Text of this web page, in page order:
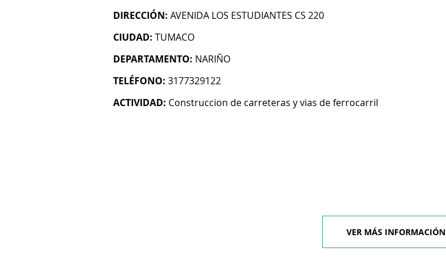
DIRECCIÓN: AVENIDA LOS ESTUDIANTES CS 220
CIUDAD: TUMACO
DEPARTAMENTO: NARIÑO
TELÉFONO: 3177329122
ACTIVIDAD: Construccion de carreteras y vias de ferrocarril
VER MÁS INFORMACIÓN